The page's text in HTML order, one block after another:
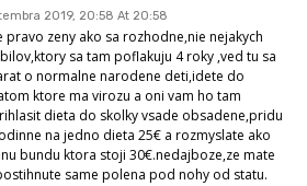
2019, 20:58 At 20:58
pravo zeny ako sa rozhodne,nie nejakych
sa tam poflakuju 4 roky ,ved tu sa
o normalne narodene deti,idete do
ktore ma virozu a oni vam ho tam
dieta do skolky vsade obsadene,pridu
na jedno dieta 25€ a rozmyslate ako
bundu ktora stoji 30€.nedajboze,ze mate
same polena pod nohy od statu.